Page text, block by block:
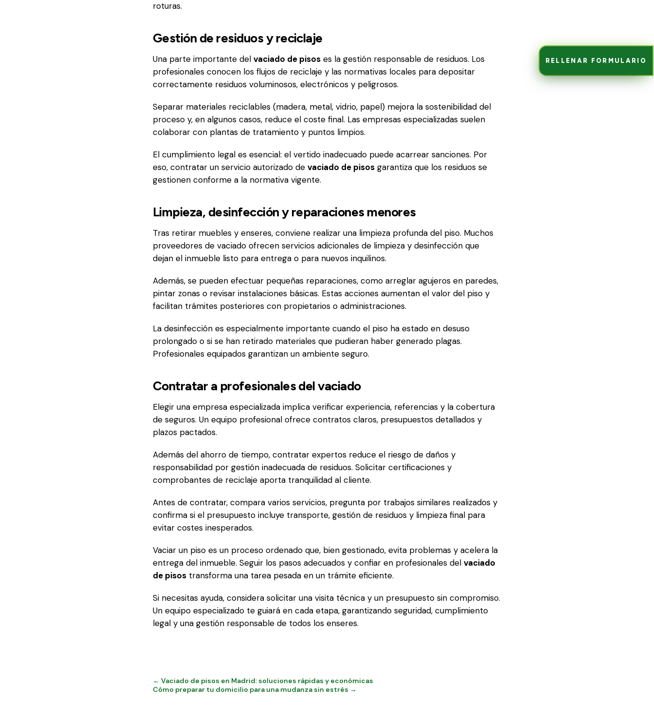
roturas.
Gestión de residuos y reciclaje
Una parte importante del vaciado de pisos es la gestión responsable de residuos. Los
profesionales conocen los flujos de reciclaje y las normativas locales para depositar
correctamente residuos voluminosos, electrónicos y peligrosos.
Separar materiales reciclables (madera, metal, vidrio, papel) mejora la sostenibilidad del
proceso y, en algunos casos, reduce el coste final. Las empresas especializadas suelen
colaborar con plantas de tratamiento y puntos limpios.
El cumplimiento legal es esencial: el vertido inadecuado puede acarrear sanciones. Por
eso, contratar un servicio autorizado de vaciado de pisos garantiza que los residuos se
gestionen conforme a la normativa vigente.
Limpieza, desinfección y reparaciones menores
Tras retirar muebles y enseres, conviene realizar una limpieza profunda del piso. Muchos
proveedores de vaciado ofrecen servicios adicionales de limpieza y desinfección que
dejan el inmueble listo para entrega o para nuevos inquilinos.
Además, se pueden efectuar pequeñas reparaciones, como arreglar agujeros en paredes,
pintar zonas o revisar instalaciones básicas. Estas acciones aumentan el valor del piso y
facilitan trámites posteriores con propietarios o administraciones.
La desinfección es especialmente importante cuando el piso ha estado en desuso
prolongado o si se han retirado materiales que pudieran haber generado plagas.
Profesionales equipados garantizan un ambiente seguro.
Contratar a profesionales del vaciado
Elegir una empresa especializada implica verificar experiencia, referencias y la cobertura
de seguros. Un equipo profesional ofrece contratos claros, presupuestos detallados y
plazos pactados.
Además del ahorro de tiempo, contratar expertos reduce el riesgo de daños y
responsabilidad por gestión inadecuada de residuos. Solicitar certificaciones y
comprobantes de reciclaje aporta tranquilidad al cliente.
Antes de contratar, compara varios servicios, pregunta por trabajos similares realizados y
confirma si el presupuesto incluye transporte, gestión de residuos y limpieza final para
evitar costes inesperados.
Vaciar un piso es un proceso ordenado que, bien gestionado, evita problemas y acelera la
entrega del inmueble. Seguir los pasos adecuados y confiar en profesionales del vaciado
de pisos transforma una tarea pesada en un trámite eficiente.
Si necesitas ayuda, considera solicitar una visita técnica y un presupuesto sin compromiso.
Un equipo especializado te guiará en cada etapa, garantizando seguridad, cumplimiento
legal y una gestión responsable de todos los enseres.
← Vaciado de pisos en Madrid: soluciones rápidas y económicas
Cómo preparar tu domicilio para una mudanza sin estrés →
RELLENAR FORMULARIO